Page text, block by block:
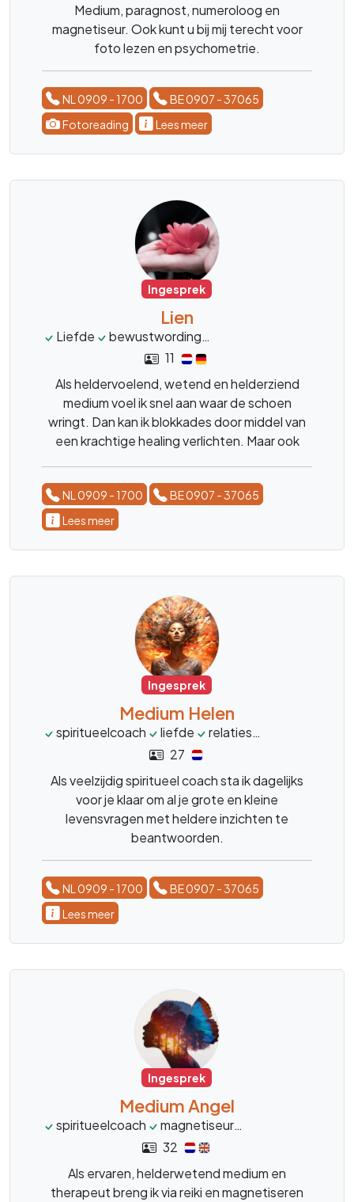
Medium, paragnost, numeroloog en
magnetiseur. Ook kunt u bij mij terecht voor
foto lezen en psychometrie.
NL 0909 - 1700
BE 0907 - 37065
Fotoreading
Lees meer
Ingesprek
Lien
Liefde bewustwording
11
Als heldervoelend, wetend en helderziend
medium voel ik snel aan waar de schoen
wringt. Dan kan ik blokkades door middel van
een krachtige healing verlichten. Maar ook
het kosmisch geheugenveld.
NL 0909 - 1700
BE 0907 - 37065
Lees meer
Ingesprek
Medium Helen
spiritueelcoach liefde relaties
27
Als veelzijdig spiritueel coach sta ik dagelijks
voor je klaar om al je grote en kleine
levensvragen met heldere inzichten te
beantwoorden.
NL 0909 - 1700
BE 0907 - 37065
Lees meer
Ingesprek
Medium Angel
spiritueelcoach magnetiseur
32
Als ervaren, helderwetend medium en
therapeut breng ik via reiki en magnetiseren